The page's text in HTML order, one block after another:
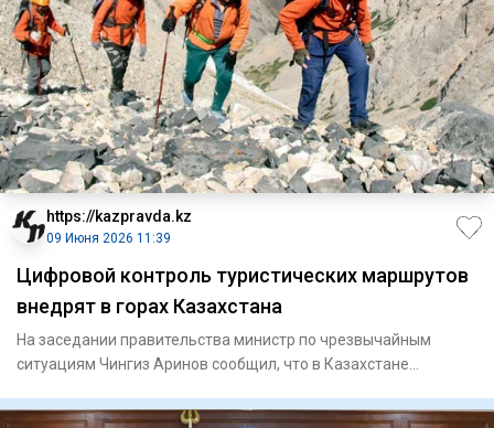
https://kazpravda.kz
09 Июня 2026 11:39
Цифровой контроль туристических маршрутов
внедрят в горах Казахстана
На заседании правительства министр по чрезвычайным
ситуациям Чингиз Аринов сообщил, что в Казахстане